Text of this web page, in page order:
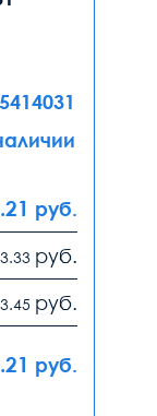
руб.
руб.
руб.
руб.